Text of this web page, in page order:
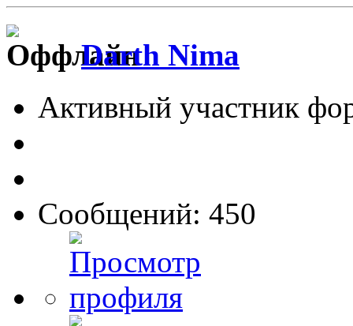
Darth Nima
Активный участник
Сообщений: 450